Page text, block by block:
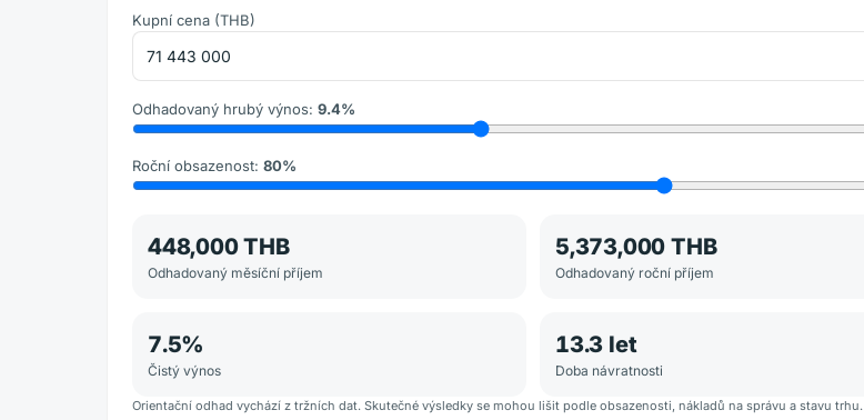
Kupní cena (THB)
Odhadovaný hrubý výnos: 9.4%
Roční obsazenost: 80%
448,000 THB
Odhadovaný měsíční příjem
5,373,000 THB
Odhadovaný roční příjem
7.5%
Čistý výnos
13.3 let
Doba návratnosti
Orientační odhad vychází z tržních dat. Skutečné výsledky se mohou lišit podle obsazenosti, nákladů na správu a stavu trhu.